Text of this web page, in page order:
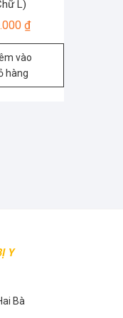
L)
₫
vào
hàng
Y
Bà